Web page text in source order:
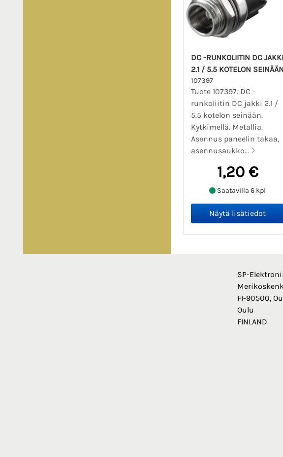
DC -RUNKOLIITIN DC JAKKI
2.1 / 5.5 KOTELON SEINÄÄN
107397
Tuote 107397. DC -
runkoliitin DC jakki 2.1 /
5.5 kotelon seinään.
Kytkimellä. Metallia.
Asennus paneelin takaa,
asennusaukko...
1,20 €
Saatavilla 6 kpl
SP-
FI-90500,
Oulu
FINLAND